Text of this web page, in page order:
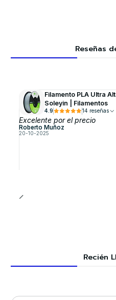
Reseñas
Filamento PLA Ultra
Soleyin | Filamentos
4.9 14 reseñas
Excelente por el precio
Roberto Muñoz
20-10-2025
Recién